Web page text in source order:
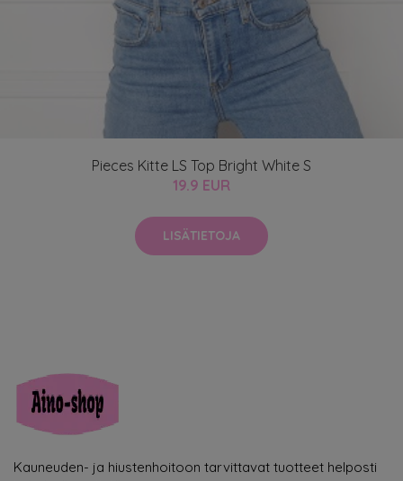
Pieces Kitte LS Top Bright White S
19.9 EUR
LISÄTIETOJA
Kauneuden- ja hiustenhoitoon tarvittavat tuotteet helposti